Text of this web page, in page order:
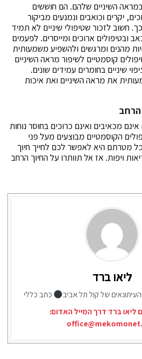
השיניים שלהם. הם חוששים
יקרים וכואבים ונמנעים מביקור
חשוב לזכור שטיפולי שיניים לא תמיד
ובטיפולים ארוכים ומייסרים. לפעמים
מהנים ומרגשים ולהשפיע משמעותית
קוסמטיים לשיפור מראה השיניים
שיניים בחומרים עמידים שונים.
את מראה השיניים ואת איכות
הרחב
אינם מכאיבים ואינם כרוכים בחוסר נוחות
הקוסמטיים מבוצעים מעל פני
מטרתם היא לאפשר לכם לחייך חיוך
ויפות. אז אל תוותרו על החיוך הרחב
ליאו ברד
של קול תל אביב
כתב כללי
ליאו ברד דרך המייל האדום: